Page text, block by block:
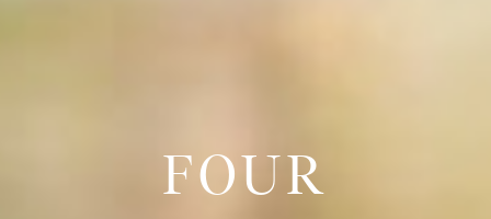
FOUR